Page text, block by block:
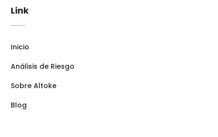
Link
Inicio
Análisis de Riesgo
Sobre Altoke
Blog